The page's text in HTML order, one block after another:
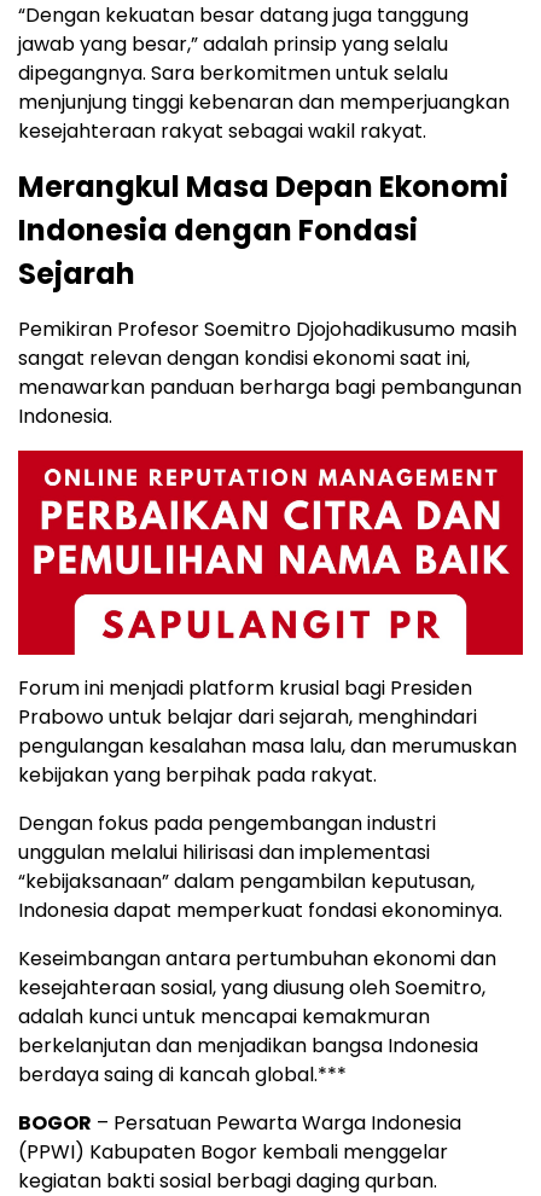
“Dengan kekuatan besar datang juga tanggung
jawab yang besar,” adalah prinsip yang selalu
dipegangnya. Sara berkomitmen untuk selalu
menjunjung tinggi kebenaran dan memperjuangkan
kesejahteraan rakyat sebagai wakil rakyat.
Merangkul Masa Depan Ekonomi
Indonesia dengan Fondasi
Sejarah
Pemikiran Profesor Soemitro Djojohadikusumo masih
sangat relevan dengan kondisi ekonomi saat ini,
menawarkan panduan berharga bagi pembangunan
Indonesia.
Forum ini menjadi platform krusial bagi Presiden
Prabowo untuk belajar dari sejarah, menghindari
pengulangan kesalahan masa lalu, dan merumuskan
kebijakan yang berpihak pada rakyat.
Dengan fokus pada pengembangan industri
unggulan melalui hilirisasi dan implementasi
“kebijaksanaan” dalam pengambilan keputusan,
Indonesia dapat memperkuat fondasi ekonominya.
Keseimbangan antara pertumbuhan ekonomi dan
kesejahteraan sosial, yang diusung oleh Soemitro,
adalah kunci untuk mencapai kemakmuran
berkelanjutan dan menjadikan bangsa Indonesia
berdaya saing di kancah global.***
BOGOR – Persatuan Pewarta Warga Indonesia
(PPWI) Kabupaten Bogor kembali menggelar
kegiatan bakti sosial berbagi daging qurban.